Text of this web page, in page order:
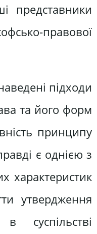
представники
правової
підходи
та його форм
принципу
є однією з
характеристик
утвердження
суспільстві